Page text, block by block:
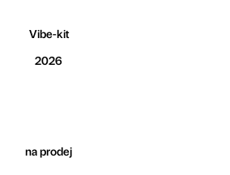
Vibe-kit
2026
na prodej